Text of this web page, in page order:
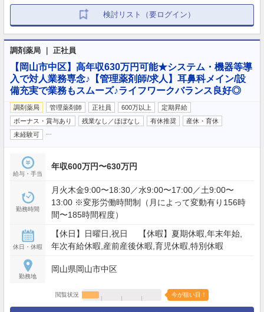
検討リスト（要ログイン）
調剤薬局 ｜ 正社員
【岡山市中区】高年収630万円可能★システム・機器等導
入で対人業務専念♪【管理薬剤師/求人】耳鼻科メイン/設
備充実で業務もスムーズ♪ライフワークバランス良好◎
調剤薬局 管理薬剤師 正社員 600万以上
定期昇給
ボーナス・賞与あり
残業なし／ほぼなし 有休推奨
産休・育休
未経験可
給与・手当
年収600万円〜630万円
勤務時間
月火木金9:00〜18:30／水9:00〜17:00／土9:00〜
13:00 ※変形労働時間制（月によって変動有り156時
間〜185時間程度）
休日・休暇
【休日】日曜日,祝日 【休暇】夏期休暇,年末年始,
年次有給休暇,産前産後休暇,育児休暇,特別休暇
勤務地
岡山県岡山市中区
閲覧状況 今が狙い目！